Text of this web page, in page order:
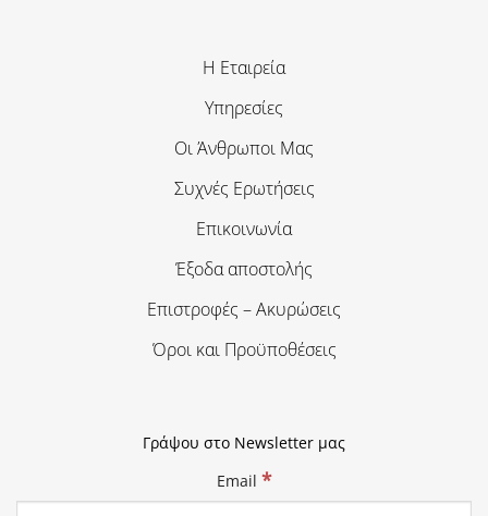
Η Εταιρεία
Υπηρεσίες
Οι Άνθρωποι Μας
Συχνές Ερωτήσεις
Επικοινωνία
Έξοδα αποστολής
Επιστροφές – Ακυρώσεις
Όροι και Προϋποθέσεις
Γράψου στο Newsletter μας
Email *